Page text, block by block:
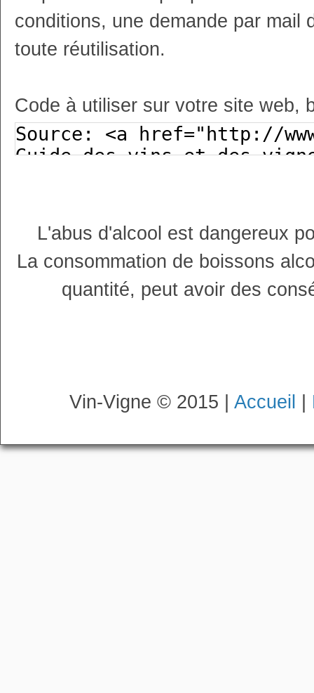
conditions, une demande par mail
toute réutilisation.
Code à utiliser sur votre site web,
L'abus d'alcool est dangereux
La consommation de boissons
quantité, peut avoir des
Vin-Vigne © 2015 | Accueil